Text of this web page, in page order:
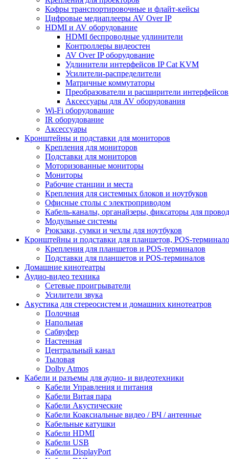
Кофры транспортировочные и флайт-кейсы
Цифровые медиаплееры AV Over IP
HDMI и AV оборудование
HDMI беспроводные удлинители
Контроллеры видеостен
AV Over IP оборудование
Удлинители интерфейсов IP Cat KVM
Усилители-распределители
Матричные коммутаторы
Преобразователи и расширители интерфейсов
Аксессуары для AV оборудования
Wi-Fi оборудование
IR оборудование
Аксессуары
Кронштейны и подставки для мониторов
Крепления для мониторов
Подставки для мониторов
Моторизованные мониторы
Мониторы
Рабочие станции и места
Крепления для системных блоков и ноутбуков
Офисные столы с электроприводом
Кабель-каналы, органайзеры, фиксаторы для
Модульные системы
Рюкзаки, сумки и чехлы для ноутбуков
Кронштейны и подставки для планшетов, POS-
Крепления для планшетов и POS-терминалов
Подставки для планшетов и POS-терминалов
Домашние кинотеатры
Аудио-видео техника
Сетевые проигрыватели
Усилители звука
Акустика для стереосистем и домашних кинотеатров
Полочная
Напольная
Сабвуфер
Настенная
Центральный канал
Тыловая
Dolby Atmos
Кабели и разъемы для аудио- и видеотехники
Кабели Управления и питания
Кабели Витая пара
Кабели Акустические
Кабели Коаксиальные видео / ВЧ / антенные
Кабельные катушки
Кабели HDMI
Кабели USB
Кабели DisplayPort